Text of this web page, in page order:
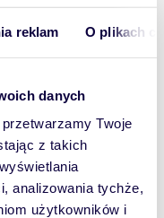
reklam O plikach
danych
przetwarzamy Twoje
z takich
analizowania tychże,
użytkowników i